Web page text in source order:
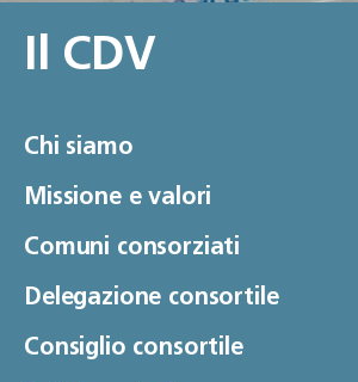
Il CDV
Chi siamo
Missione e valori
Comuni consorziati
Delegazione consortile
Consiglio consortile